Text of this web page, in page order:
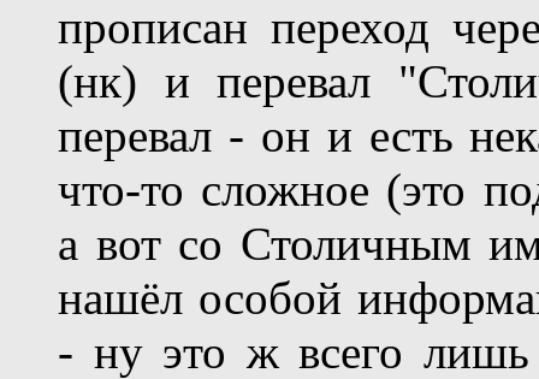
прописан переход
(нк) и перевал
перевал - он и есть
что-то сложное (это
а вот со Столичным
нашёл особой
- ну это ж всего